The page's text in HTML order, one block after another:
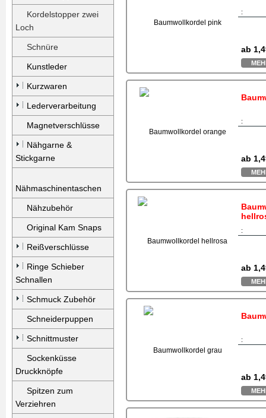
Kordelstopper zwei
Loch
Schnüre
Kunstleder
Kurzwaren
Lederverarbeitung
Magnetverschlüsse
Nähgarne &
Stickgarne
Nähmaschinentaschen
Nähzubehör
Original Kam Snaps
Reißverschlüsse
Ringe Schieber
Schnallen
Schmuck Zubehör
Schneiderpuppen
Schnittmuster
Sockenküsse
Druckknöpfe
Spitzen zum
Verziehren
:
ab
:
ab
:
ab
:
ab